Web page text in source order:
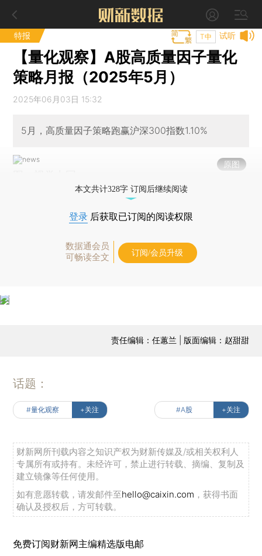
特报 试听
T中
【量化观察】A股高质量因子量化
策略月报（2025年5月）
2025年06月03日 15:32
5月，高质量因子策略跑赢沪深300指数1.10%
原图
本文共计328字 订阅后继续阅读
登录 后获取已订阅的阅读权限
数据通会员
可畅读全文
订阅/会员升级
责任编辑：任蕙兰 | 版面编辑：赵甜甜
话题：
#量化观察 +关注 #A股 +关注
财新网所刊载内容之知识产权为财新传媒及/或相关权利人
专属所有或持有。未经许可，禁止进行转载、摘编、复制及
建立镜像等任何使用。
如有意愿转载，请发邮件至hello@caixin.com ，获得书面
确认及授权后，方可转载。
免费订阅财新网主编精选版电邮